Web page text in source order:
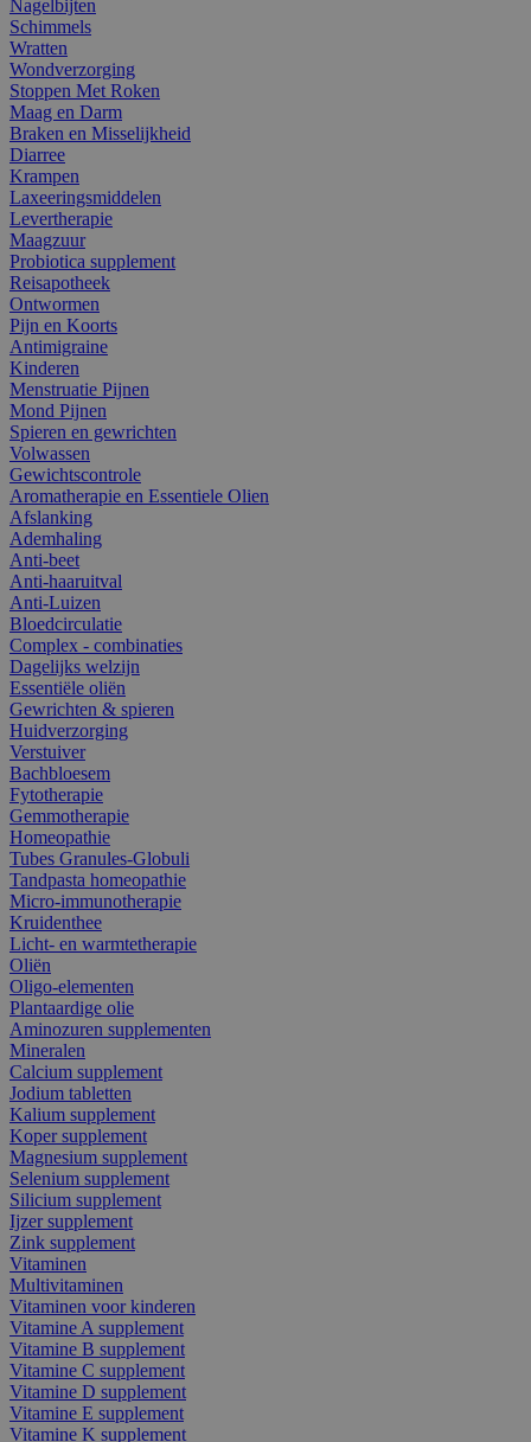
Nagelbijten
Schimmels
Wratten
Wondverzorging
Stoppen Met Roken
Maag en Darm
Braken en Misselijkheid
Diarree
Krampen
Laxeeringsmiddelen
Levertherapie
Maagzuur
Probiotica supplement
Reisapotheek
Ontwormen
Pijn en Koorts
Antimigraine
Kinderen
Menstruatie Pijnen
Mond Pijnen
Spieren en gewrichten
Volwassen
Gewichtscontrole
Aromatherapie en Essentiele Olien
Afslanking
Ademhaling
Anti-beet
Anti-haaruitval
Anti-Luizen
Bloedcirculatie
Complex - combinaties
Dagelijks welzijn
Essentiële oliën
Gewrichten & spieren
Huidverzorging
Verstuiver
Bachbloesem
Fytotherapie
Gemmotherapie
Homeopathie
Tubes Granules-Globuli
Tandpasta homeopathie
Micro-immunotherapie
Kruidenthee
Licht- en warmtetherapie
Oliën
Oligo-elementen
Plantaardige olie
Aminozuren supplementen
Mineralen
Calcium supplement
Jodium tabletten
Kalium supplement
Koper supplement
Magnesium supplement
Selenium supplement
Silicium supplement
Ijzer supplement
Zink supplement
Vitaminen
Multivitaminen
Vitaminen voor kinderen
Vitamine A supplement
Vitamine B supplement
Vitamine C supplement
Vitamine D supplement
Vitamine E supplement
Vitamine K supplement